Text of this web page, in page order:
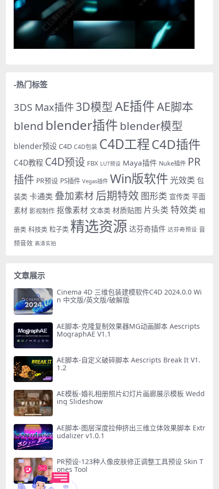
-热门标签
3DS Max插件3D模型AE插件AE脚本
blend blender插件 blender模型
blender预设 C4D C4D包装 C4D工程C4D插件
C4D教程 C4D预设 FBX LUT预设 Maya插件 Nuke插件 PR
插件 PR预设 PS插件 Vegas插件 Win版软件 光效类 包
装类 卡通类 叠加素材 后期特效 图形类 宣传类 平面
素材 影视制作 抠像素材 文本类 材质贴图 片头类 特效类 相
册类 科技类 粒子类 精选资源 达芬奇插件 达芬奇预设 音
频音效 高清实拍
文章展示
Cinema 4D 三维包装建模软件C4D 2024.0.0 Wi
n 中文版/英文版/破解版
AE脚本-克隆复制效果器MG动画脚本 Aescripts
MographAE V1.1
AE脚本-自定义破碎脚本 Aescripts Break It V1.
1.2
AE模板-婚礼相册照片幻灯片画廊展示模板 Wedd
ing Slideshow
AE脚本-图层深度拉伸挤出三维立体效果脚本 Extr
udalizer v1.0.1
PR预设-123种人像皮肤修正调整工具预设 Skin T
ones Tool